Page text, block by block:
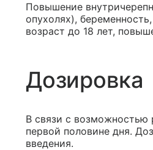
Повышение
опухолях),
возраст до 18 лет,
Дозировка
В связи с возможностью
первой половине дня.
введения.